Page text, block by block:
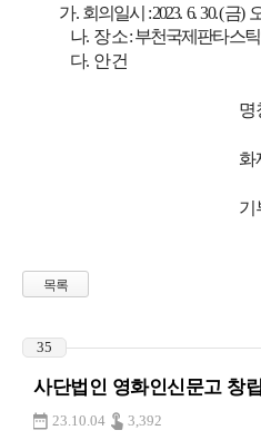
가. 회의일시 : 2023. 6. 30. (금)
나. 장 소:부천국제판타스
다. 안 건
명
화
기
목록
35
사단법인 영화인신문고 창
23.10.04 3,392